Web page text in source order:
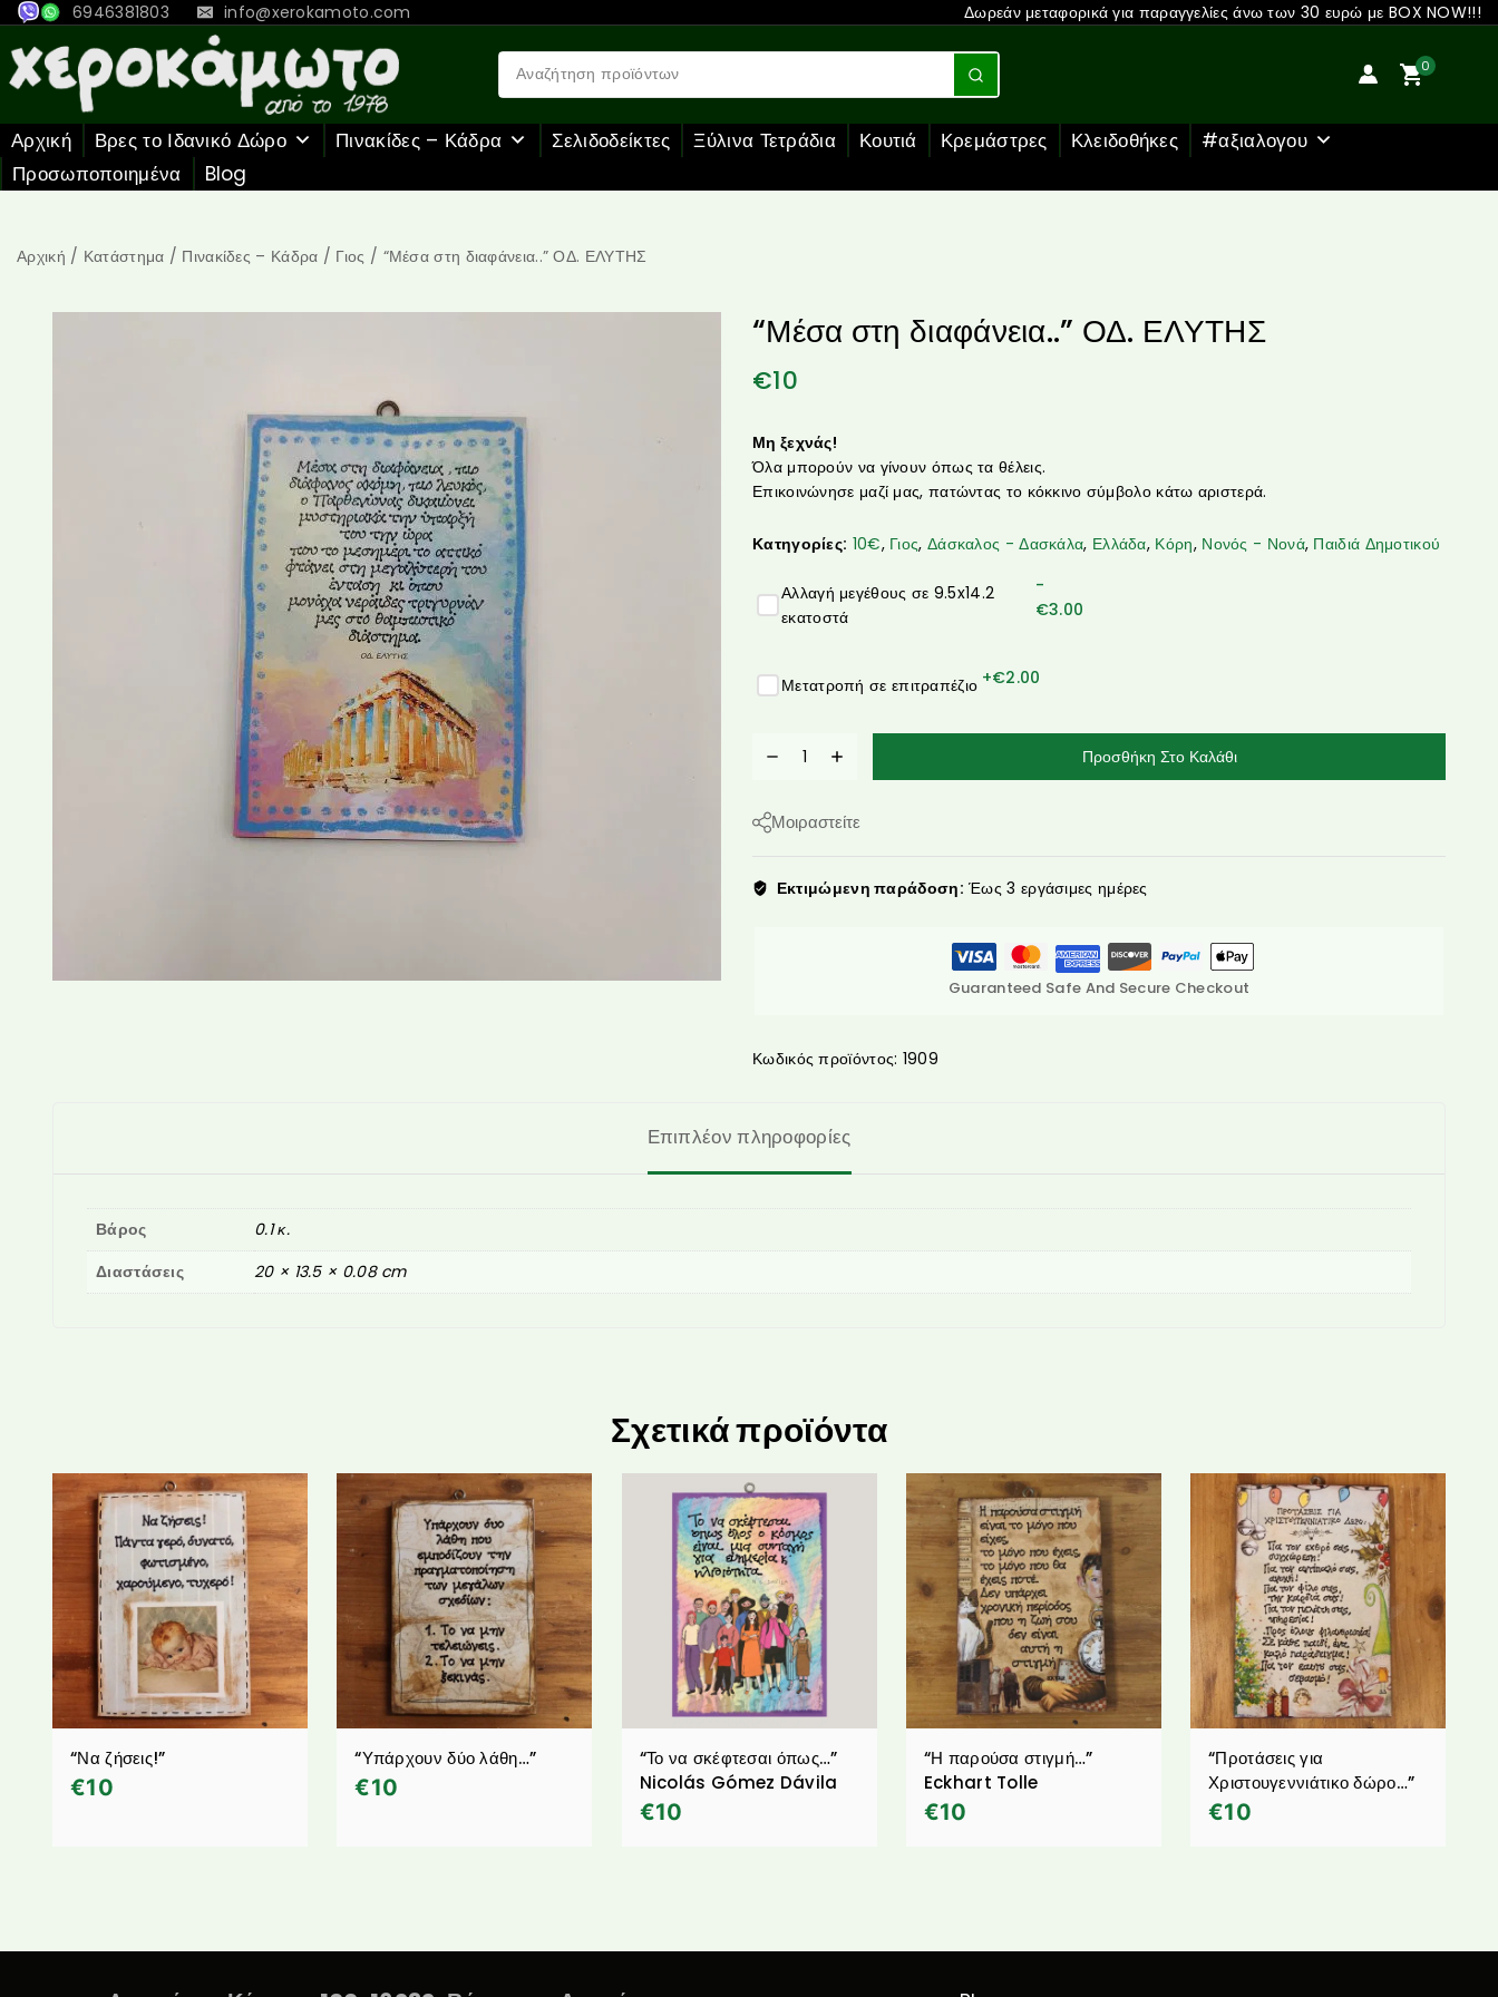
6946381803 info@xerokamoto.com Δωρεάν μεταφορικά για παραγγελίες άνω των 30 ευρώ με BOX NOW!!!
0
Αρχική Βρες το Ιδανικό Δώρο Πινακίδες – Κάδρα Σελιδοδείκτες Ξύλινα Τετράδια Κουτιά Κρεμάστρες Κλειδοθήκες
#αξιαλογου
Προσωποποιημένα
Blog
Αρχική / Κατάστημα / Πινακίδες – Κάδρα / Γιος / “Μέσα στη διαφάνεια..” ΟΔ. ΕΛΥΤΗΣ
“Μέσα στη διαφάνεια..” ΟΔ. ΕΛΥΤΗΣ
€10
Μη ξεχνάς!
Όλα μπορούν να γίνουν όπως τα θέλεις.
Επικοινώνησε μαζί μας, πατώντας το κόκκινο σύμβολο κάτω αριστερά.
Κατηγορίες: 10€, Γιος, Δάσκαλος - Δασκάλα, Ελλάδα, Κόρη, Νονός - Νονά, Παιδιά Δημοτικού
Αλλαγή μεγέθους σε 9.5x14.2
εκατοστά
-
€3.00
Μετατροπή σε επιτραπέζιο +€2.00
Προσθήκη Στο Καλάθι
Μοιραστείτε
Εκτιμώμενη παράδοση: Έως 3 εργάσιμες ημέρες
Guaranteed Safe And Secure Checkout
Κωδικός προϊόντος: 1909
Επιπλέον πληροφορίες
Βάρος
0.1 κ.
Διαστάσεις
20 × 13.5 × 0.08 cm
Σχετικά προϊόντα
“Να ζήσεις!”
€10
“Υπάρχουν δύο λάθη…”
€10
“Το να σκέφτεσαι όπως…”
Nicolás Gómez Dávila
€10
“Η παρούσα στιγμή…”
Eckhart Tolle
€10
“Προτάσεις για
Χριστουγεννιάτικο δώρο…”
€10